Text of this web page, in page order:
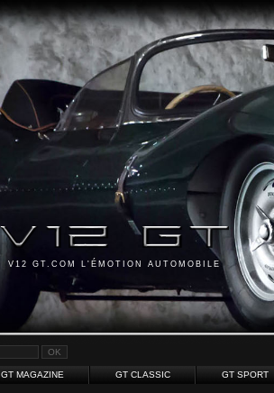
V12 GT.COM L'ÉMOTION AUTOMOBILE
GT MAGAZINE GT CLASSIC GT SPORT